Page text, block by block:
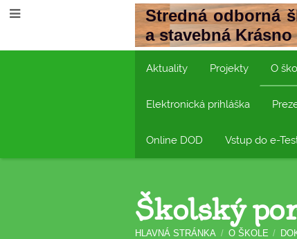
Stredná odborná
a stavebná
Aktuality Projekty O
Elektronická prihláška
Online DOD Vstup do e-
Školský
HLAVNÁ STRÁNKA / O ŠKOLE /